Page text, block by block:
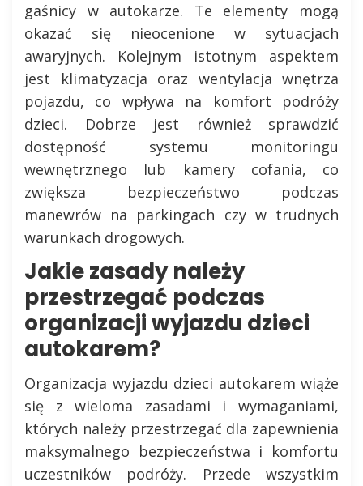
gaśnicy w autokarze. Te elementy mogą
okazać się nieocenione w sytuacjach
awaryjnych. Kolejnym istotnym aspektem
jest klimatyzacja oraz wentylacja wnętrza
pojazdu, co wpływa na komfort podróży
dzieci. Dobrze jest również sprawdzić
dostępność systemu monitoringu
wewnętrznego lub kamery cofania, co
zwiększa bezpieczeństwo podczas
manewrów na parkingach czy w trudnych
warunkach drogowych.
Jakie zasady należy
przestrzegać podczas
organizacji wyjazdu dzieci
autokarem?
Organizacja wyjazdu dzieci autokarem wiąże
się z wieloma zasadami i wymaganiami,
których należy przestrzegać dla zapewnienia
maksymalnego bezpieczeństwa i komfortu
uczestników podróży. Przede wszystkim